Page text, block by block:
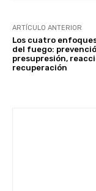
ARTÍCULO ANTERIOR
Los cuatro
del fuego:
presupresión,
recuperación